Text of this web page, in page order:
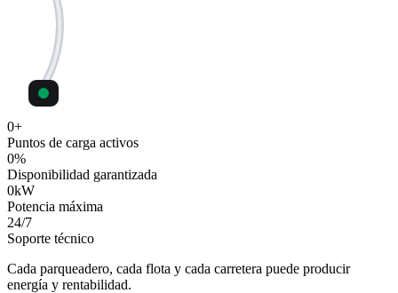
0+
Puntos de carga activos
0%
Disponibilidad garantizada
0kW
Potencia máxima
24/7
Soporte técnico
Cada parqueadero, cada flota y cada carretera puede producir
energía y rentabilidad.